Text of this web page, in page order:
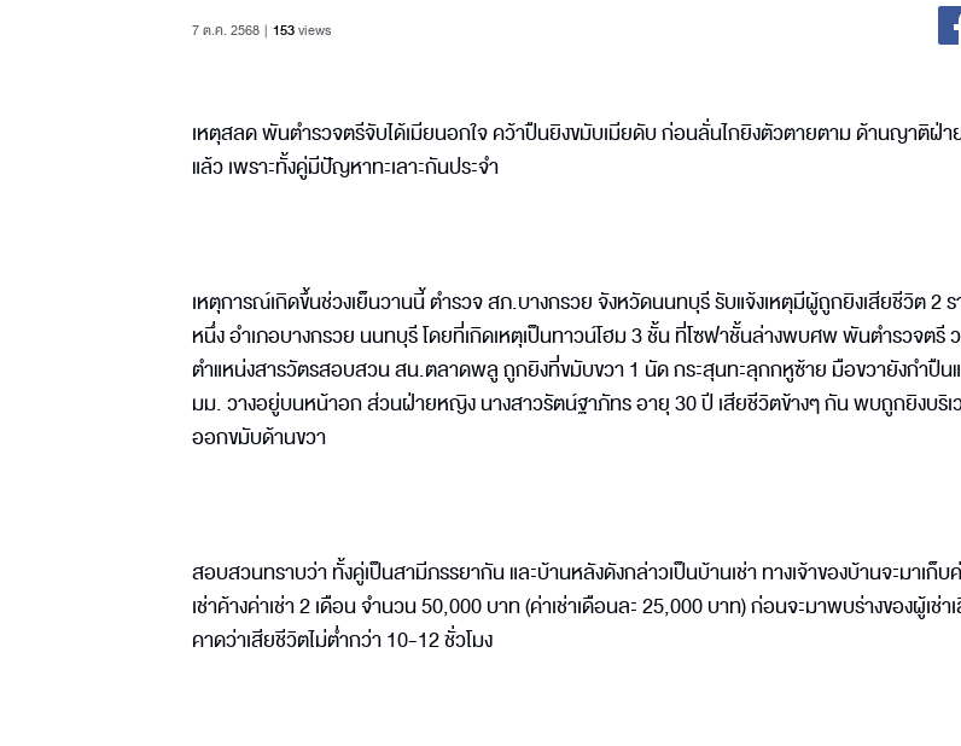
7 ต.ค. 2568 153views
เหตุสลด พันตำรวจตรีจับได้เมียนอกใจ คว้าปืนยิงขมับเมียดับ ก่อนลั่นไกยิงตัวตายตาม ด้านญาติฝ่
แล้ว เพราะทั้งคู่มีปัญหาทะเลาะกันประจำ
เหตุการณ์เกิดขึ้นช่วงเย็นวานนี้ ตำรวจ สภ.บางกรวย จังหวัดนนทบุรี รับแจ้งเหตุมีผู้ถูกยิงเสียชีวิต 2
หนึ่ง อำเภอบางกรวย นนทบุรี โดยที่เกิดเหตุเป็นทาวน์โฮม 3 ชั้น ที่โซฟาชั้นล่างพบศพ พันตำรวจตรี
ตำแหน่งสารวัตรสอบสวน สน.ตลาดพลู ถูกยิงที่ขมับขวา 1 นัด กระสุนทะลุกกหูซ้าย มือขวายังกำปืน
มม. วางอยู่บนหน้าอก ส่วนฝ่ายหญิง นางสาวรัตน์ฐาภัทร อายุ 30 ปี เสียชีวิตข้างๆ กัน พบถูกยิงบริ
ออกขมับด้านขวา
สอบสวนทราบว่า ทั้งคู่เป็นสามีภรรยากัน และบ้านหลังดังกล่าวเป็นบ้านเช่า ทางเจ้าของบ้านจะมาเก็บ
เช่าค้างค่าเช่า 2 เดือน จำนวน 50,000 บาท (ค่าเช่าเดือนละ 25,000 บาท) ก่อนจะมาพบร่างของผู้เช่
คาดว่าเสียชีวิตไม่ต่ำกว่า 10-12 ชั่วโมง